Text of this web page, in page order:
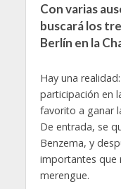
Con varias
buscará los
Berlín en la
Hay una
participación en
favorito a ganar
De entrada, se
Benzema, y
importantes que
merengue.